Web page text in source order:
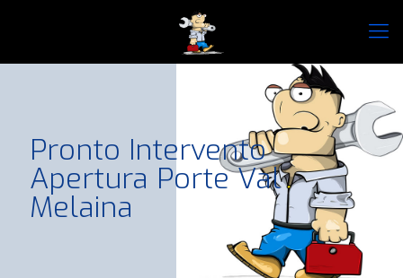
Pronto Intervento
Apertura Porte Val
Melaina